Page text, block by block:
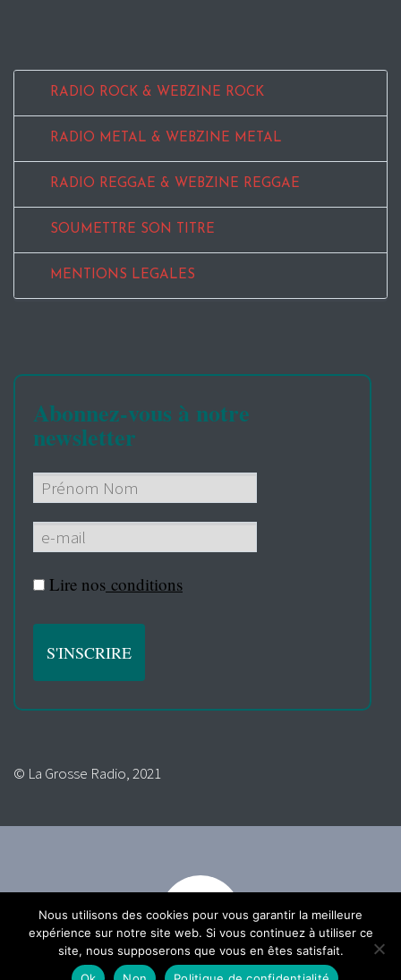
RADIO ROCK & WEBZINE ROCK
RADIO METAL & WEBZINE METAL
RADIO REGGAE & WEBZINE REGGAE
SOUMETTRE SON TITRE
MENTIONS LEGALES
Abonnez-vous à notre
newsletter
Lire nos conditions
© La Grosse Radio, 2021
Nous utilisons des cookies pour vous garantir la meilleure
expérience sur notre site web. Si vous continuez à utiliser ce
site, nous supposerons que vous en êtes satisfait.